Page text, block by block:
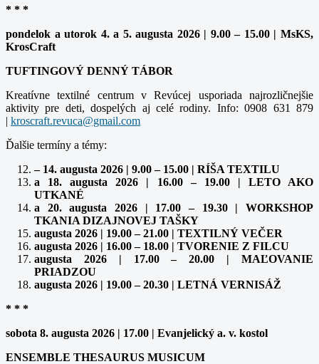
* * *
pondelok a utorok 4. a 5. augusta 2026 | 9.00 – 15.00 | MsKS,
KrosCraft
TUFTINGOVÝ DENNÝ TÁBOR
Kreatívne textilné centrum v Revúcej usporiada najrozličnejšie
aktivity pre deti, dospelých aj celé rodiny. Info: 0908 631 879
| kroscraft.revuca@gmail.com
Ďalšie termíny a témy:
– 14. augusta 2026 | 9.00 – 15.00 | RÍŠA TEXTILU
a 18. augusta 2026 | 16.00 – 19.00 | LETO AKO
UTKANÉ
a 20. augusta 2026 | 17.00 – 19.30 | WORKSHOP
TKANIA DIZAJNOVEJ TAŠKY
augusta 2026 | 19.00 – 21.00 | TEXTILNÝ VEČER
augusta 2026 | 16.00 – 18.00 | TVORENIE Z FILCU
augusta 2026 | 17.00 – 20.00 | MAĽOVANIE
PRIADZOU
augusta 2026 | 19.00 – 20.30 | LETNÁ VERNISÁŽ
* * *
sobota 8. augusta 2026 | 17.00 | Evanjelický a. v. kostol
ENSEMBLE THESAURUS MUSICUM